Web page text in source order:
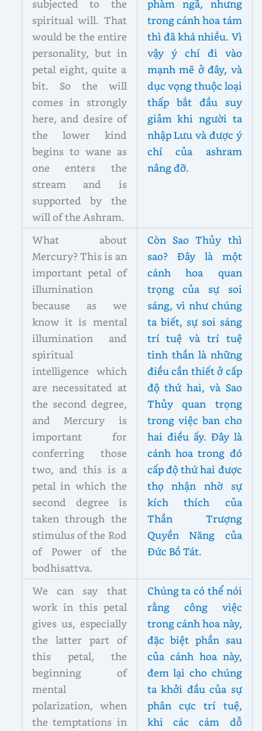
subjected to the
spiritual will. That
would be the entire
personality, but in
petal eight, quite a
bit. So the will
comes in strongly
here, and desire of
the lower kind
begins to wane as
one enters the
stream and is
supported by the
will of the Ashram.
phàm ngã, nhưng
trong cánh hoa tám
thì đã khá nhiều. Vì
vậy ý chí đi vào
mạnh mẽ ở đây, và
dục vọng thuộc loại
thấp bắt đầu suy
giảm khi người ta
nhập Lưu và được ý
chí của ashram
nâng đỡ.
What about
Mercury? This is an
important petal of
illumination
because as we
know it is mental
illumination and
spiritual
intelligence which
are necessitated at
the second degree,
and Mercury is
important for
conferring those
two, and this is a
petal in which the
second degree is
taken through the
stimulus of the Rod
of Power of the
bodhisattva.
Còn Sao Thủy thì
sao? Đây là một
cánh hoa quan
trọng của sự soi
sáng, vì như chúng
ta biết, sự soi sáng
trí tuệ và trí tuệ
tinh thần là những
điều cần thiết ở cấp
độ thứ hai, và Sao
Thủy quan trọng
trong việc ban cho
hai điều ấy. Đây là
cánh hoa trong đó
cấp độ thứ hai được
thọ nhận nhờ sự
kích thích của
Thần Trượng
Quyền Năng của
Đức Bồ Tát.
We can say that
work in this petal
gives us, especially
the latter part of
this petal, the
beginning of
mental
polarization, when
the temptations in
Chúng ta có thể nói
rằng công việc
trong cánh hoa này,
đặc biệt phần sau
của cánh hoa này,
đem lại cho chúng
ta khởi đầu của sự
phân cực trí tuệ,
khi các cám dỗ